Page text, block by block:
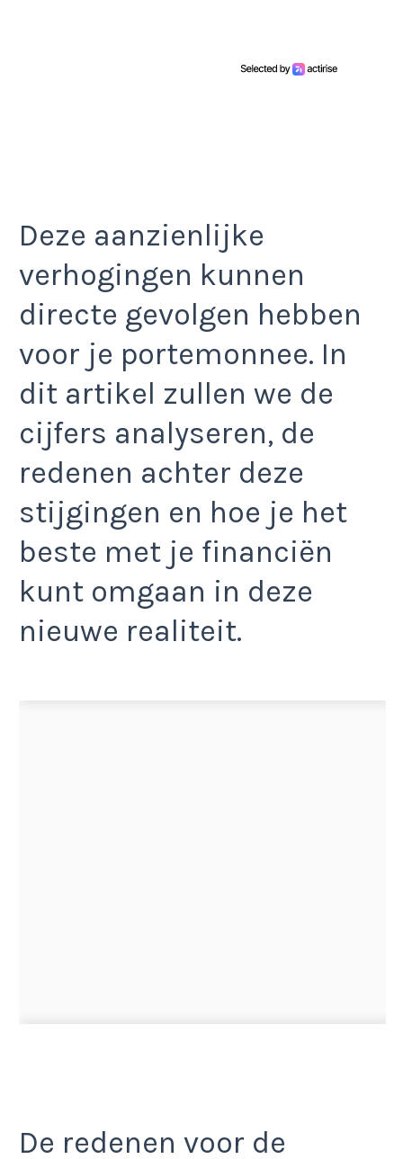
Deze aanzienlijke
verhogingen kunnen
directe gevolgen hebben
voor je portemonnee. In
dit artikel zullen we de
cijfers analyseren, de
redenen achter deze
stijgingen en hoe je het
beste met je financiën
kunt omgaan in deze
nieuwe realiteit.
De redenen voor de